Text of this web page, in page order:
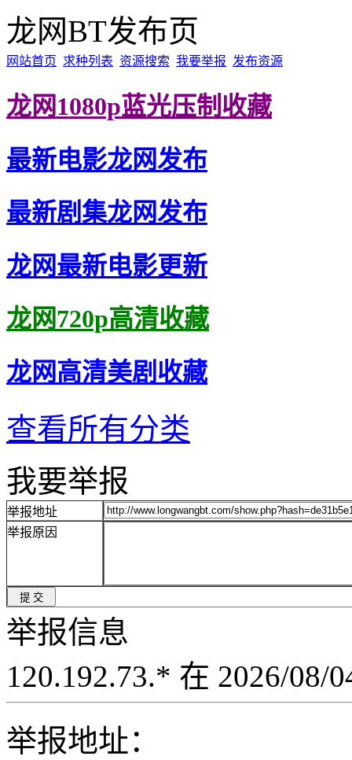
龙网BT发布页
网站首页 求种列表 资源搜索 我要举报 发布资源
龙网1080p蓝光压制收藏
最新电影龙网发布
最新剧集龙网发布
龙网最新电影更新
龙网720p高清收藏
龙网高清美剧收藏
查看所有分类
我要举报
举报地址
举报原因
举报信息
120.192.73.* 在 2026/08/
举报地址：